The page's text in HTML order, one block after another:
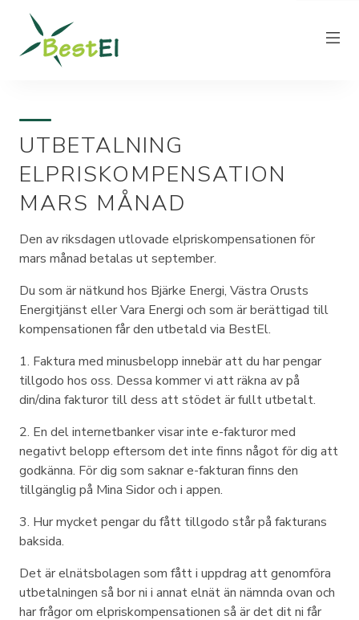
NYHETER
OM OSS
VÅRA ELPRISER
PRODUCERA EL
FAKTURAINFORMATION
KONTAKT
UTBETALNING
ELPRISKOMPENSATION
MARS MÅNAD
Den av riksdagen utlovade elpriskompensationen för
mars månad betalas ut september.
Du som är nätkund hos Bjärke Energi, Västra Orusts
Energitjänst eller Vara Energi och som är berättigad till
kompensationen får den utbetald via BestEl.
1. Faktura med minusbelopp innebär att du har pengar
tillgodo hos oss. Dessa kommer vi att räkna av på
din/dina fakturor till dess att stödet är fullt utbetalt.
2. En del internetbanker visar inte e-fakturor med
negativt belopp eftersom det inte finns något för dig att
godkänna. För dig som saknar e-fakturan finns den
tillgänglig på Mina Sidor och i appen.
3. Hur mycket pengar du fått tillgodo står på fakturans
baksida.
Det är elnätsbolagen som fått i uppdrag att genomföra
utbetalningen så bor ni i annat elnät än nämnda ovan och
har frågor om elpriskompensationen så är det dit ni får